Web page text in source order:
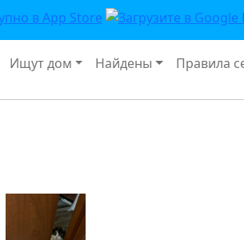
Ищут дом Найдены Правила